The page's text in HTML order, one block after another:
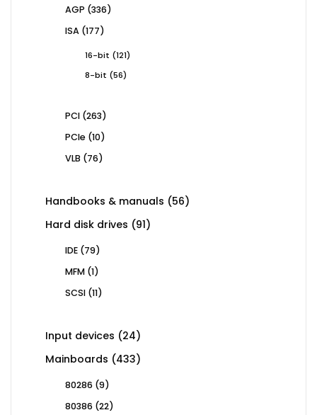
AGP 336336
ISA 177177
16-bit 121121
8-bit
5656
PCI 263263
PCIe 1010
VLB 7676
Handbooks & manuals 5656
Hard disk drives 9191
IDE 7979
MFM 11
SCSI 1111
Input devices 2424
products
Mainboards 433433
80286 99
80386 2222